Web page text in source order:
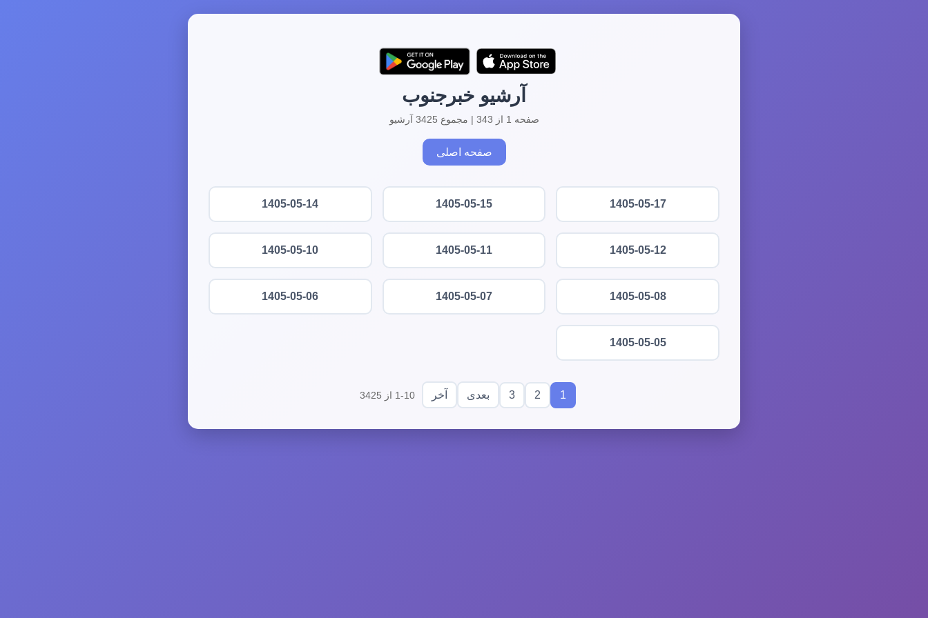
آرشیو خبرجنوب
صفحه 1 از 343 | مجموع 3425 آرشیو
صفحه اصلی
1405-05-17
1405-05-15
1405-05-14
1405-05-12
1405-05-11
1405-05-10
1405-05-08
1405-05-07
1405-05-06
1405-05-05
1
2
3 بعدی آخر 1-10 از 3425